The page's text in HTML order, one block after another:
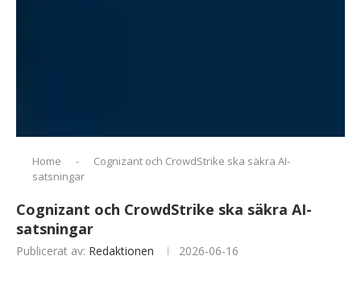
Home -
Cognizant och CrowdStrike ska säkra AI-
satsningar
Cognizant och CrowdStrike ska säkra AI-
satsningar
Publicerat av: Redaktionen 2026-06-16